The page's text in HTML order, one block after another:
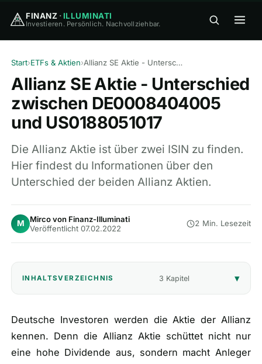
FINANZ · ILLUMINATI
Investieren. Persönlich. Nachvollziehbar.
FINANZ· ILLUMINATI
🏠Home
🎓Wissen
⚖️ Vergleiche
🎁 Empfehlungen
📰 Artikel
Wie finanziert sich diese Seite?
Start›ETFs & Aktien› Allianz SE Aktie - Unterschied zwischen DE0008404005 und US0188051017
Allianz SE Aktie - Unterschied
zwischen DE0008404005
und US0188051017
Die Allianz Aktie ist über zwei ISIN zu finden.
Hier findest du Informationen über den
Unterschied der beiden Allianz Aktien.
M
Mirco von Finanz-Illuminati
Veröffentlicht 07.02.2022
2 Min. Lesezeit
INHALTSVERZEICHNIS 3 Kapitel
Deutsche Investoren werden die Aktie der Allianz
kennen. Denn die Allianz Aktie schüttet nicht nur
eine hohe Dividende aus, sondern macht Anleger